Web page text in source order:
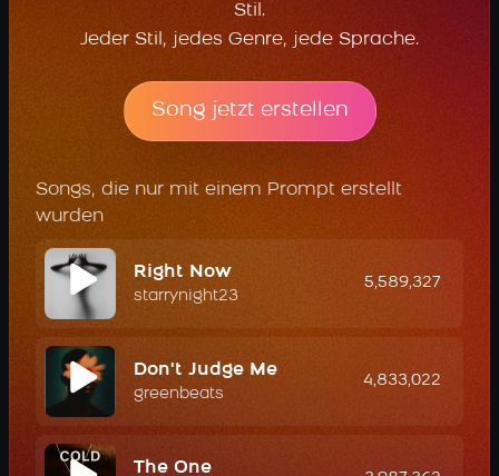
Stil.
Jeder Stil, jedes Genre, jede Sprache.
Song jetzt erstellen
Songs, die nur mit einem Prompt erstellt
wurden
Right Now
starrynight23
5,589,327
Don't Judge Me
greenbeats
4,833,022
The One